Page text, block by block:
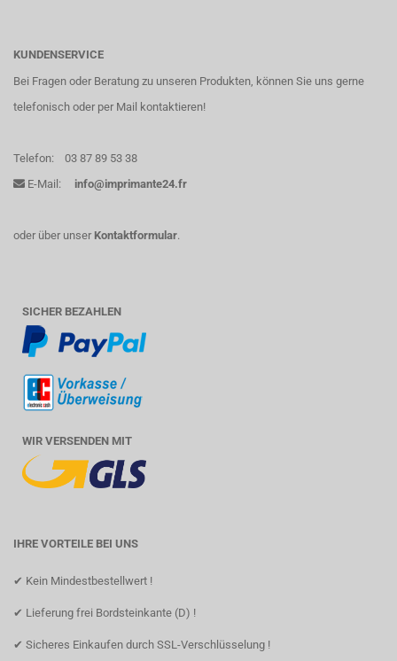
KUNDENSERVICE
Bei Fragen oder Beratung zu unseren Produkten, können Sie uns gerne
telefonisch oder per Mail kontaktieren!
Telefon:
03 87 89 53 38
E-Mail:
info@imprimante24.fr
oder über unser Kontaktformular.
SICHER BEZAHLEN
WIR VERSENDEN MIT
IHRE VORTEILE BEI UNS
✔ Kein Mindestbestellwert !
✔ Lieferung frei Bordsteinkante (D) !
✔ Sicheres Einkaufen durch SSL-Verschlüsselung !